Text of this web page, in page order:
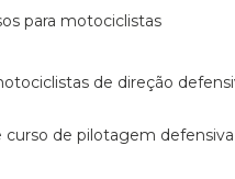
para motociclistas
de direção
curso de pilotagem